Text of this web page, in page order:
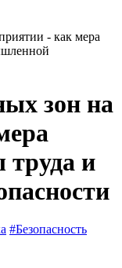
- как мера
зон на
труда и
#Безопасность